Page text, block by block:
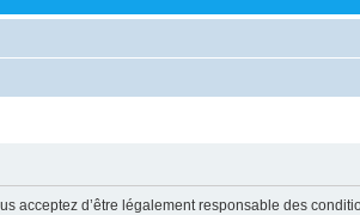
d’être légalement responsable des